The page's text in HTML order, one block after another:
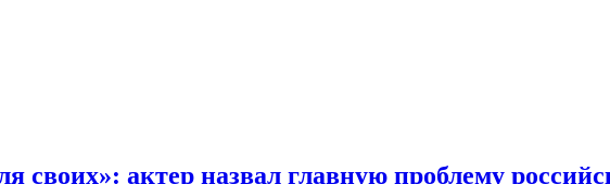
своих»: актер назвал главную проблему